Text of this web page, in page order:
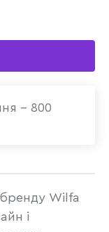
- 800
Wilfa
і